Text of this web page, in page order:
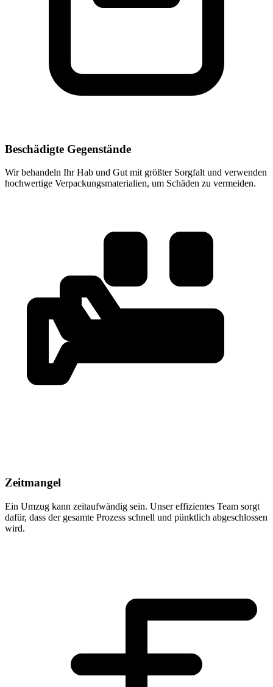
Beschädigte Gegenstände
Wir behandeln Ihr Hab und Gut mit größter Sorgfalt und verwenden
hochwertige Verpackungsmaterialien, um Schäden zu vermeiden.
Zeitmangel
Ein Umzug kann zeitaufwändig sein. Unser effizientes Team sorgt
dafür, dass der gesamte Prozess schnell und pünktlich abgeschlossen
wird.